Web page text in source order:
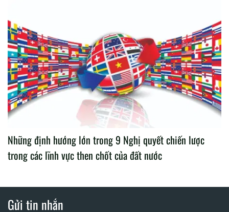
Những định hướng lớn trong 9 Nghị quyết chiến lược
trong các lĩnh vực then chốt của đất nước
Gửi tin nhắn